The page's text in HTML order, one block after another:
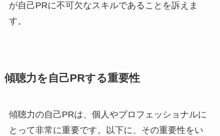
が自己PRに不可欠なスキルであることを訴えま
す。
傾聴力を自己PRする重要性
傾聴力の自己PRは、個人やプロフェッショナルに
とって非常に重要です。以下に、その重要性をい